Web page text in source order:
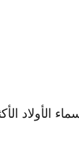
الأولاد